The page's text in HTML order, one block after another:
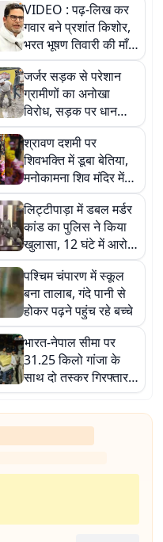
VIDEO : पढ़-लिख कर
गवार बने प्रशांत किशोर,
भरत भूषण तिवारी की माँ ने
कहा नहीं थी उम्मीद, बेटा
था तो किसी को बोलने की
नहीं थी हिम्मत
जर्जर सड़क से परेशान
ग्रामीणों का अनोखा
विरोध, सड़क पर धान
रोपकर और खाद डालकर
जताया आक्रोश
श्रावण दशमी पर
शिवभक्ति में डूबा बेतिया,
मनोकामना शिव मंदिर में
हुआ भव्य श्रृंगार
लिट्टीपाड़ा में डबल मर्डर
कांड का पुलिस ने किया
खुलासा, 12 घंटे में आरोपी
गिरफ्तार
पश्चिम चंपारण में स्कूल
बना तालाब, गंदे पानी से
होकर पढ़ने पहुंच रहे बच्चे
भारत-नेपाल सीमा पर
31.25 किलो गांजा के
साथ दो तस्कर गिरफ्तार,
नेपाली नंबर की बाइक
जब्त